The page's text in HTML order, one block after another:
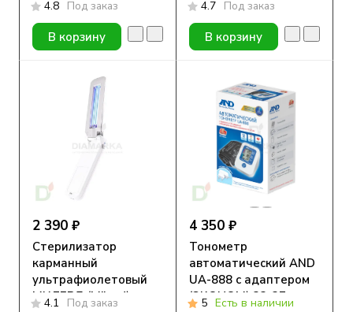
4.8 Под заказ
В корзину
4.7 Под заказ
В корзину
2 390 ₽
Стерилизатор
карманный
ультрафиолетовый
МИЛЕРД (Milerd)
4.1 Под заказ
4 350 ₽
Тонометр
автоматический AND
UA-888 с адаптером
(ЭКОНОМ) 23-37 см
5 Есть в наличии